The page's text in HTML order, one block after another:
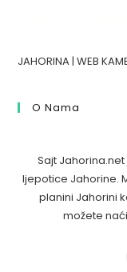
JAHORINA|WEB
O Nama
Sajt
ljepotice Jahorine.
planini Jahorini
možete